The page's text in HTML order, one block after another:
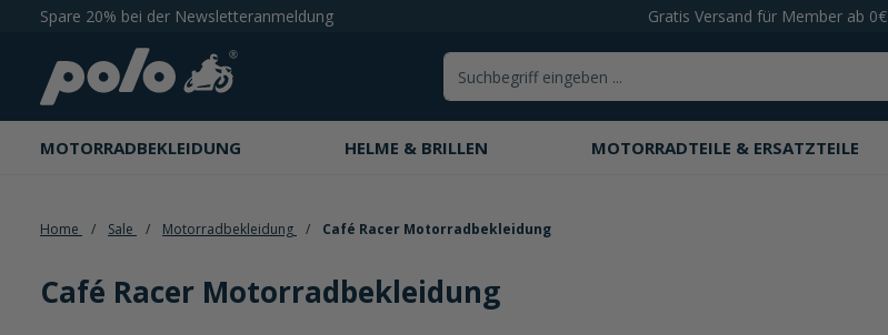
Zur Hauptnavigation springen
Spare 20% bei der Newsletteranmeldung Gratis Versand für Member ab 0€
MOTORRADBEKLEIDUNG HELME & BRILLEN MOTORRADTEILE & ERSATZTEILE
Home Sale Motorradbekleidung Café Racer Motorradbekleidung
Café Racer Motorradbekleidung